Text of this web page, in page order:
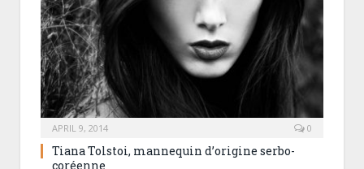
APRIL 9, 2014 0
Tiana Tolstoi, mannequin d’origine serbo-
coréenne